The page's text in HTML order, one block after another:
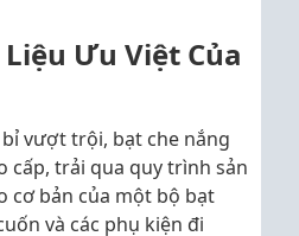
Ưu Việt Của
vượt trội, bạt che nắng
cấp, trải qua quy trình sản
cơ bản của một bộ bạt
và các phụ kiện đi